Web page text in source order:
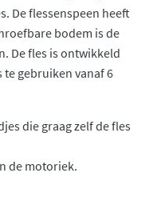
De flessenspeen heeft
bodem is de
De fles is ontwikkeld
te gebruiken vanaf 6
die graag zelf de fles
de motoriek.